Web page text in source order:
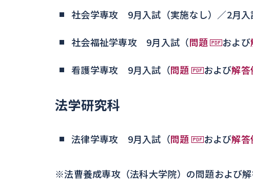
社会学専攻 9月入試（実施なし）／2月入
社会福祉学専攻 9月入試（問題 および
看護学専攻 9月入試（問題 および解答
法学研究科
法律学専攻 9月入試（問題 および解答
※法曹養成専攻（法科大学院）の問題および